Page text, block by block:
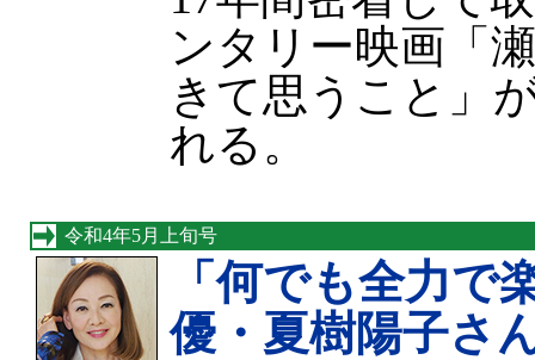
ンタリー映画「
きて思うこと」
れる。
令和4年5月上旬号
「何でも全力で
優・夏樹陽子さ